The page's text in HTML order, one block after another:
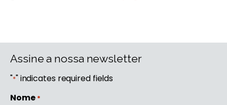
Assine a nossa newsletter
"*" indicates required fields
Nome *